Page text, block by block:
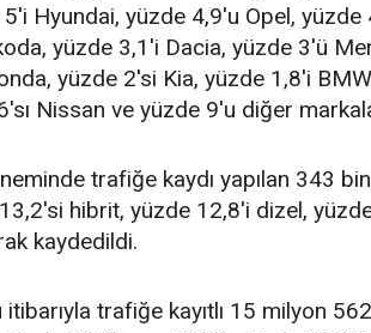
Hyundai, yüzde 4,9'u Opel,
yüzde 3,1'i Dacia, yüzde 3'ü
yüzde 2'si Kia, yüzde 1,8'i
Nissan ve yüzde 9'u diğer
trafiğe kaydı yapılan 343
hibrit, yüzde 12,8'i dizel,
kaydedildi.
itibarıyla trafiğe kayıtlı 15 milyon